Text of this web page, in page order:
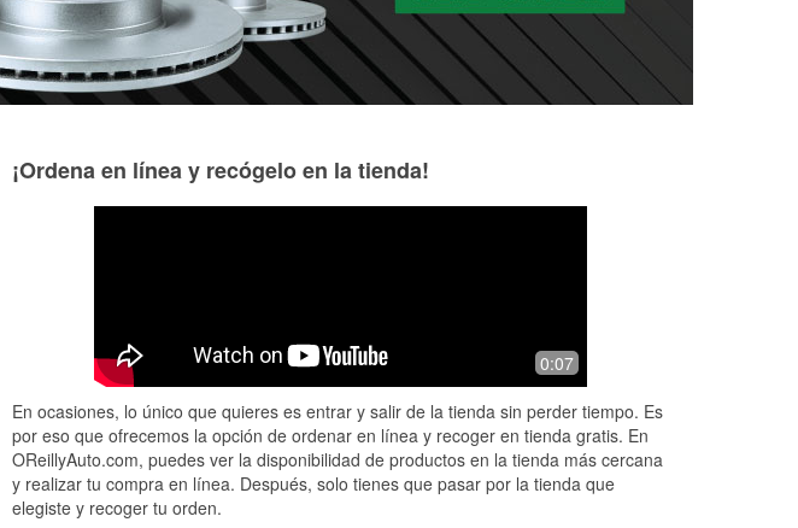
Great customer services
Staff is friendly and eager to help.
Easy to find/get parts for most every
with service here.
¡Ordena en línea y recógelo en la tienda!
0:07
En ocasiones, lo único que quieres es entrar y salir de la tienda sin perder tiempo. Es
por eso que ofrecemos la opción de ordenar en línea y recoger en tienda gratis. En
OReillyAuto.com, puedes ver la disponibilidad de productos en la tienda más cercana
y realizar tu compra en línea. Después, solo tienes que pasar por la tienda que
elegiste y recoger tu orden.